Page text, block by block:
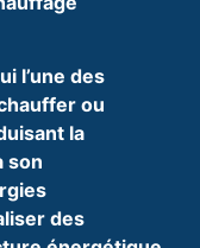
l’une des
ou
la
son
des